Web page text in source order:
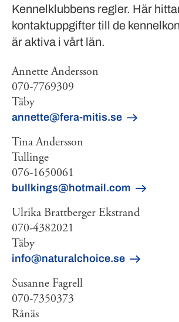
Kennelklubbens regler. Här
kontaktuppgifter till de
är aktiva i vårt län.
Annette Andersson
070-7769309
Täby
annette@fera-mitis.se
Tina Andersson
Tullinge
076-1650061
bullkings@hotmail.com
Ulrika Brattberger Ekstrand
070-4382021
Täby
info@naturalchoice.se
Susanne Fagrell
070-7350373
Rånäs